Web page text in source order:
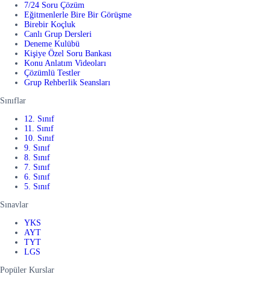
7/24 Soru Çözüm
Eğitmenlerle Bire Bir Görüşme
Birebir Koçluk
Canlı Grup Dersleri
Deneme Kulübü
Kişiye Özel Soru Bankası
Konu Anlatım Videoları
Çözümlü Testler
Grup Rehberlik Seansları
Sınıflar
12. Sınıf
11. Sınıf
10. Sınıf
9. Sınıf
8. Sınıf
7. Sınıf
6. Sınıf
5. Sınıf
Sınavlar
YKS
AYT
TYT
LGS
Popüler Kurslar